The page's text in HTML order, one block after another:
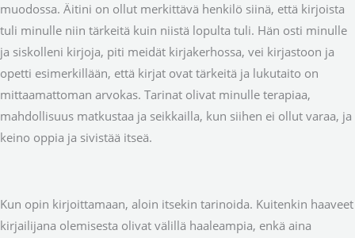
muodossa. Äitini on ollut merkittävä henkilö siinä, että kirjoista
tuli minulle niin tärkeitä kuin niistä lopulta tuli. Hän osti minulle
ja siskolleni kirjoja, piti meidät kirjakerhossa, vei kirjastoon ja
opetti esimerkillään, että kirjat ovat tärkeitä ja lukutaito on
mittaamattoman arvokas. Tarinat olivat minulle terapiaa,
mahdollisuus matkustaa ja seikkailla, kun siihen ei ollut varaa, ja
keino oppia ja sivistää itseä.
Kun opin kirjoittamaan, aloin itsekin tarinoida. Kuitenkin haaveet
kirjailijana olemisesta olivat välillä haaleampia, enkä aina